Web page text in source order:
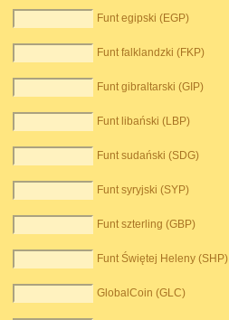
Funt egipski (EGP)
Funt falklandzki (FKP)
Funt gibraltarski (GIP)
Funt libański (LBP)
Funt sudański (SDG)
Funt syryjski (SYP)
Funt szterling (GBP)
Funt Świętej Heleny (SHP)
GlobalCoin (GLC)